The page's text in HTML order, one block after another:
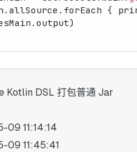
{
Kotlin DSL 打包普通 Jar
09 11:14:14
09 11:45:41